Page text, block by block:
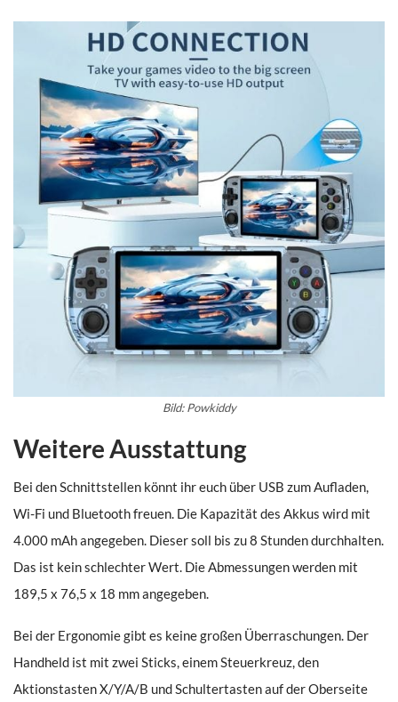
Bild: Powkiddy
Weitere Ausstattung
Bei den Schnittstellen könnt ihr euch über USB zum Aufladen,
Wi-Fi und Bluetooth freuen. Die Kapazität des Akkus wird mit
4.000 mAh angegeben. Dieser soll bis zu 8 Stunden durchhalten.
Das ist kein schlechter Wert. Die Abmessungen werden mit
189,5 x 76,5 x 18 mm angegeben.
Bei der Ergonomie gibt es keine großen Überraschungen. Der
Handheld ist mit zwei Sticks, einem Steuerkreuz, den
Aktionstasten X/Y/A/B und Schultertasten auf der Oberseite